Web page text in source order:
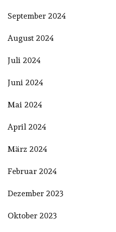
September 2024
August 2024
Juli 2024
Juni 2024
Mai 2024
April 2024
März 2024
Februar 2024
Dezember 2023
Oktober 2023